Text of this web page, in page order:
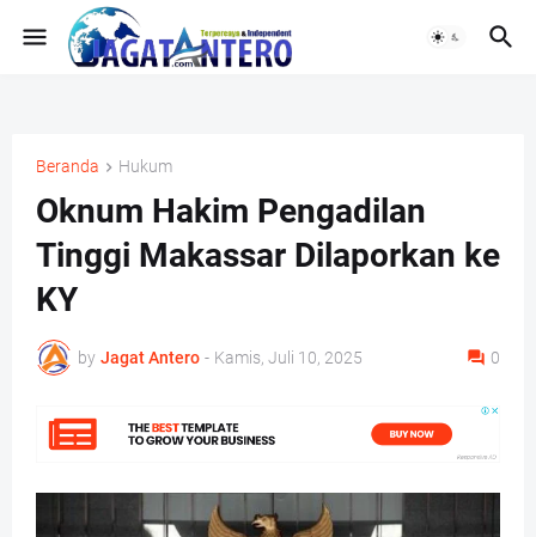
Beranda Hukum
Oknum Hakim Pengadilan
Tinggi Makassar Dilaporkan ke
KY
by Jagat Antero - Kamis, Juli 10, 2025 0